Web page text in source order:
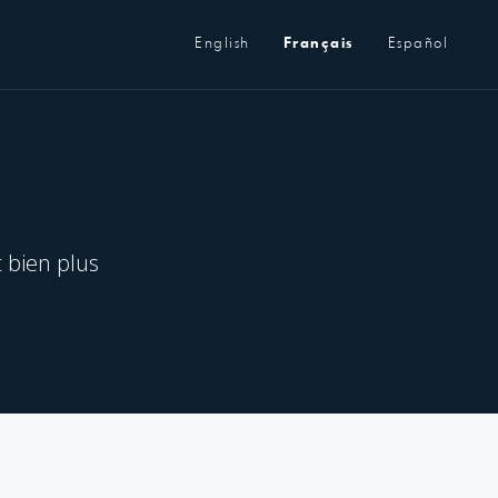
English Français Español
bien plus